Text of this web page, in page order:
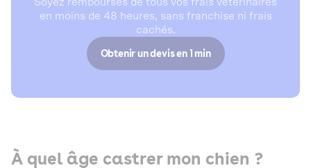
en moins de 48 heures, sans franchise ni frais
cachés.
Obtenir un devis en 1 min
À quel âge castrer mon chien ?